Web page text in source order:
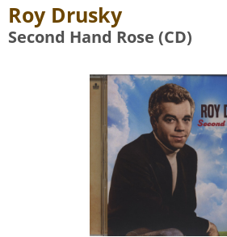
Roy Drusky
Second Hand Rose (CD)